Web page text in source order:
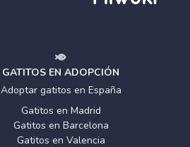
GATITOS EN ADOPCIÓN
Adoptar gatitos en España
Gatitos en Madrid
Gatitos en Barcelona
Gatitos en Valencia